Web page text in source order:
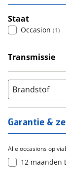
Staat
Occasion (1)
Transmissie
Brandstof
Garantie &
Alle occasions op
12 maanden